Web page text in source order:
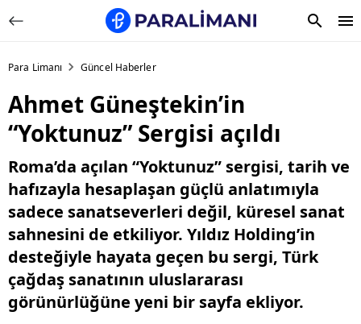
Para Limanı Güncel Haberler
Ahmet Güneştekin’in
“Yoktunuz” Sergisi açıldı
Roma’da açılan “Yoktunuz” sergisi, tarih ve
hafızayla hesaplaşan güçlü anlatımıyla
sadece sanatseverleri değil, küresel sanat
sahnesini de etkiliyor. Yıldız Holding’in
desteğiyle hayata geçen bu sergi, Türk
çağdaş sanatının uluslararası
görünürlüğüne yeni bir sayfa ekliyor.